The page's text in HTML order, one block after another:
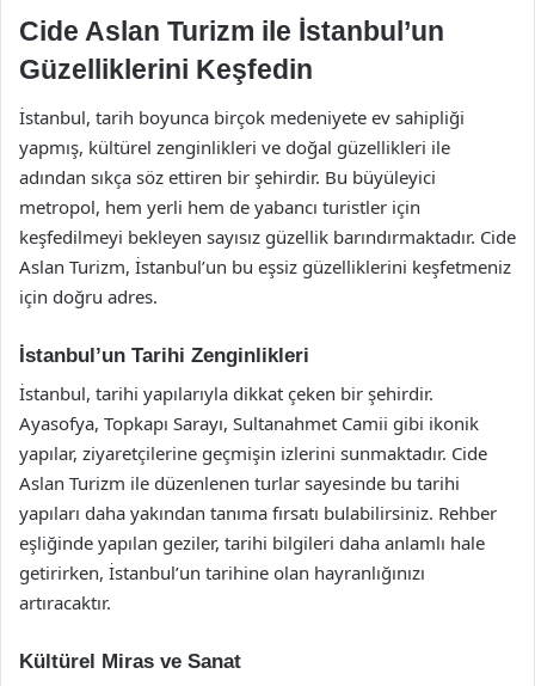
Cide Aslan Turizm ile İstanbul’un
Güzelliklerini Keşfedin
İstanbul, tarih boyunca birçok medeniyete ev sahipliği
yapmış, kültürel zenginlikleri ve doğal güzellikleri ile
adından sıkça söz ettiren bir şehirdir. Bu büyüleyici
metropol, hem yerli hem de yabancı turistler için
keşfedilmeyi bekleyen sayısız güzellik barındırmaktadır. Cide
Aslan Turizm, İstanbul’un bu eşsiz güzelliklerini keşfetmeniz
için doğru adres.
İstanbul’un Tarihi Zenginlikleri
İstanbul, tarihi yapılarıyla dikkat çeken bir şehirdir.
Ayasofya, Topkapı Sarayı, Sultanahmet Camii gibi ikonik
yapılar, ziyaretçilerine geçmişin izlerini sunmaktadır. Cide
Aslan Turizm ile düzenlenen turlar sayesinde bu tarihi
yapıları daha yakından tanıma fırsatı bulabilirsiniz. Rehber
eşliğinde yapılan geziler, tarihi bilgileri daha anlamlı hale
getirirken, İstanbul’un tarihine olan hayranlığınızı
artıracaktır.
Kültürel Miras ve Sanat